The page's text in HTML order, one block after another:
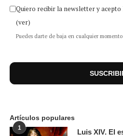
Quiero recibir la newsletter y acepto
(ver)
Puedes darte de baja en cualquier
Artículos populares
1
Luis XIV. El